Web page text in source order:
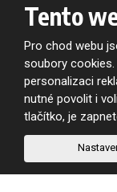
Bítešská 13
CZ-675 71
Náměšť nad
Výdej ze skladu:
13:00 - 15:00
Zasílání
Pro odběr
se zaregistrujte
Tento
Pro chod webu
soubory
personalizaci
nutné povolit i
tlačítko, je